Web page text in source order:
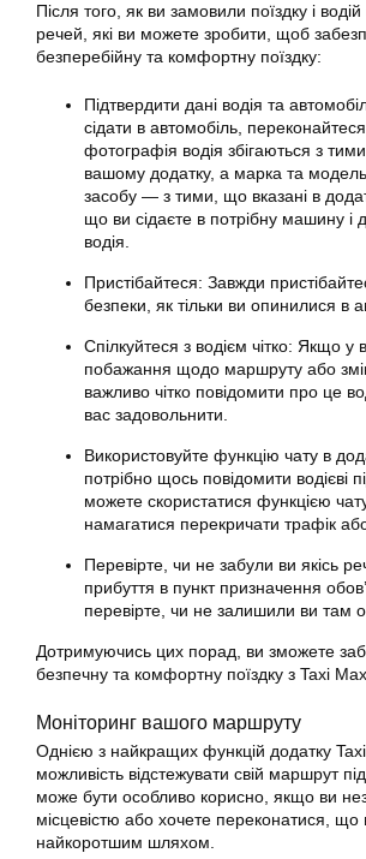
Після того, як ви замовили поїздку і
речей, які ви можете зробити, щоб
безперебійну та комфортну поїздку:
Підтвердити дані водія та
сідати в автомобіль,
фотографія водія збігаються з
вашому додатку, а марка та
засобу — з тими, що вказані в
що ви сідаєте в потрібну машину і
водія.
Пристібайтеся: Завжди
безпеки, як тільки ви опинилися в
Спілкуйтеся з водієм чітко: Якщо у
побажання щодо маршруту або
важливо чітко повідомити про це
вас задовольнити.
Використовуйте функцію чату в
потрібно щось повідомити водієві
можете скористатися функцією
намагатися перекричати трафік
Перевірте, чи не забули ви якісь
прибуття в пункт призначення
перевірте, чи не залишили ви там
Дотримуючись цих порад, ви зможете
безпечну та комфортну поїздку з Taxi
Моніторинг вашого маршруту
Однією з найкращих функцій додатку
можливість відстежувати свій маршрут
може бути особливо корисно, якщо ви
місцевістю або хочете переконатися, що
найкоротшим шляхом.